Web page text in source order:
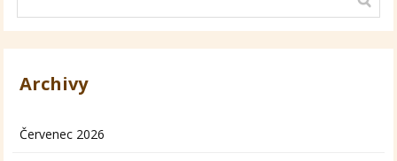
Archivy
Červenec 2026